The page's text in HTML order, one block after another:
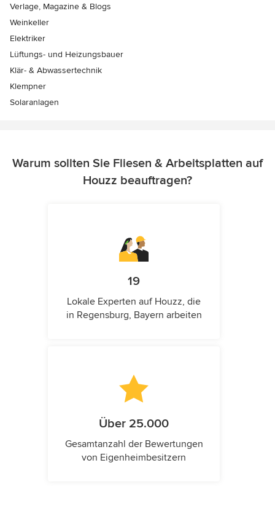
Verlage, Magazine & Blogs
Weinkeller
Elektriker
Lüftungs- und Heizungsbauer
Klär- & Abwassertechnik
Klempner
Solaranlagen
Warum sollten Sie Fliesen & Arbeitsplatten auf
Houzz beauftragen?
19
Lokale Experten auf Houzz, die
in Regensburg, Bayern arbeiten
Über 25.000
Gesamtanzahl der Bewertungen
von Eigenheimbesitzern